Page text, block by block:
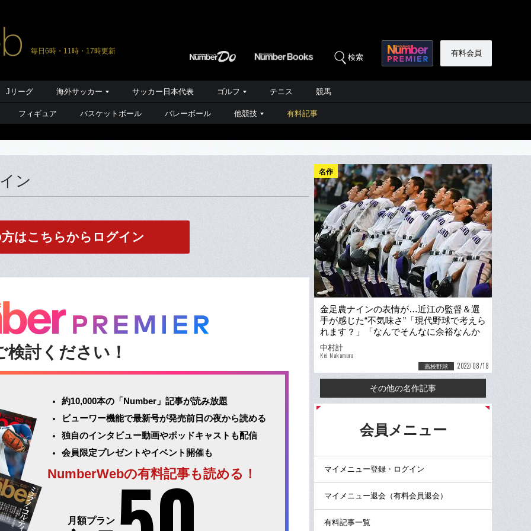
毎日6時・11時・17時更新
検索 有料会員
Jリーグ 海外サッカー サッカー日本代表 ゴルフ テニス 競馬
フィギュア バスケットボール バレーボール 他競技 有料記事
ン
はこちらからログイン
検討ください！
約10,000本の「Number」記事が読み放題
ビューワー機能で最新号が発売前日の夜から読める
独自のインタビュー動画やポッドキャストも配信
会員限定プレゼントやイベント開催も
NumberWebの有料記事も読める！
月額プラン
名作
金足農ナインの表情が…近江の監督＆選
手が感じた“不気味さ”「現代野球で考えら
れます？」「なんでそんなに余裕なんか
なって」
中村計
Kei Nakamura
高校野球 2022/08/18
その他の名作記事
会員メニュー
マイメニュー登録・ログイン
マイメニュー退会（有料会員退会）
有料記事一覧